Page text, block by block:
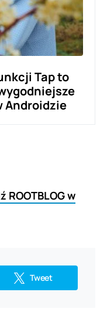
Tap to
Androidzie
ROOTBLOG w
Tweet